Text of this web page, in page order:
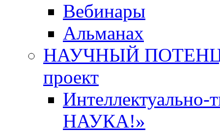
Вебинары
Альманах
НАУЧНЫЙ
проект
НАУКА!»